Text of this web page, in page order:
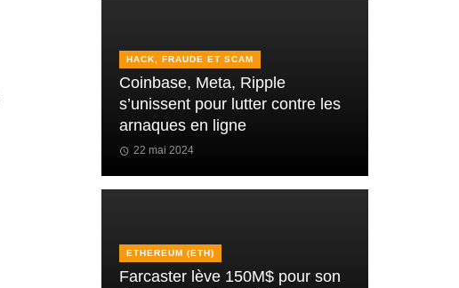
HACK, FRAUDE ET SCAM
Coinbase, Meta, Ripple
s’unissent pour lutter contre les
arnaques en ligne
22 mai 2024
ETHEREUM (ETH)
Farcaster lève 150M$ pour son